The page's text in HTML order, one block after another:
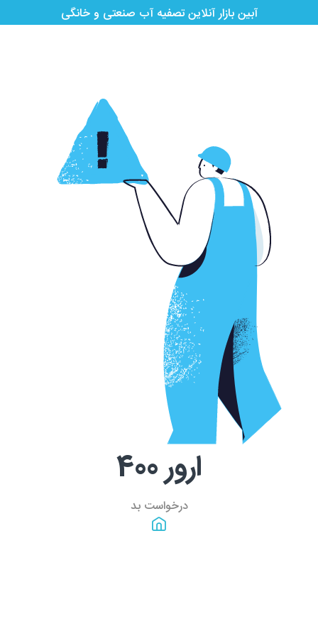
آبین بازار آنلاین تصفیه آب صنعتی و خانگی
ارور400
درخواست بد